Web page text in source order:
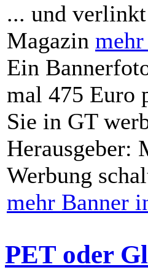
... und
Magazin
Ein
mal 475 Euro
Sie in GT
Herausgeber:
Werbung
mehr Banner
PET oder